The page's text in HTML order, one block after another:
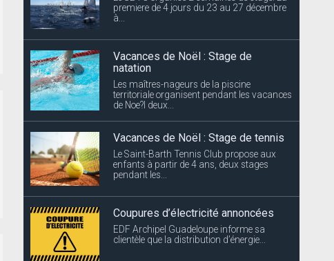
Les maîtres-nageurs de la piscine
territoriale organisent pendant les vacances
Vacances de Noël : Stage de tennis
Le Saint-Barth Tennis Club propose aux
enfants à partir de 4 ans, deux stages
pendant les...
Coupures d’électricité annoncées
EDF Archipel Guadeloupe informe sa
clientèle que la distribution d’énergie...
La filière Végétaux Compost
exceptionnellement fermée
Suite à une panne, Ouanalao